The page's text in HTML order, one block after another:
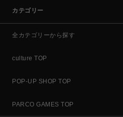
カテゴリー
全カテゴリーから探す
culture TOP
POP-UP SHOP TOP
PARCO GAMES TOP